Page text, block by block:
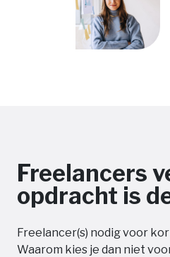
Freelancers
opdracht is
Freelancer(s) nodig voor
Waarom kies je dan niet